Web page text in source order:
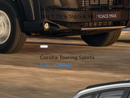
Anche con finanziamento Toyota
TAN 7,25 % TAEG 8,98 %
47 rate con anticipo € 6.600,00
rata finale € 11.323
Corolla Touring Sports
FULL HYBRID